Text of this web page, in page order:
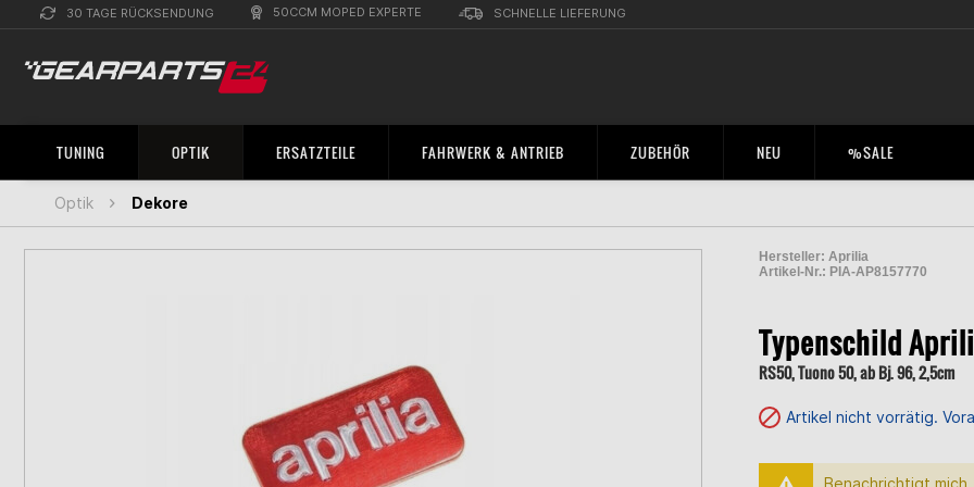
30 TAGE RÜCKSENDUNG 50CCM MOPED EXPERTE SCHNELLE LIEFERUNG
TUNING OPTIK ERSATZTEILE FAHRWERK & ANTRIEB ZUBEHÖR NEU %SALE
Optik Dekore
Hersteller: Aprilia
Artikel-Nr.: PIA-AP8157770
Typenschild
RS50, Tuono 50, ab Bj. 96, 2,5cm
Artikel nicht vorrätig.
Benachrichtigt